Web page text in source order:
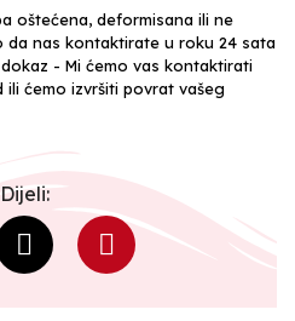
oštećena, deformisana ili ne
da nas kontaktirate u roku 24 sata
- Mi ćemo vas kontaktirati
ćemo izvršiti povrat vašeg
Dijeli: